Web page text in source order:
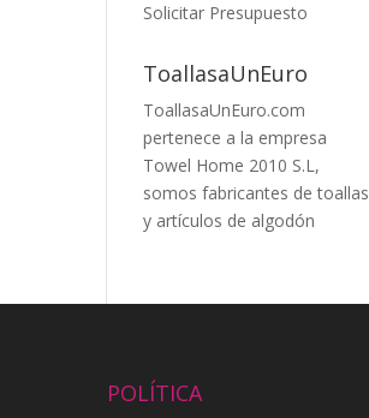
Solicitar Presupuesto
ToallasaUnEuro
ToallasaUnEuro.com
pertenece a la empresa
Towel Home 2010 S.L,
somos fabricantes de toallas
y artículos de algodón
POLÍTICA